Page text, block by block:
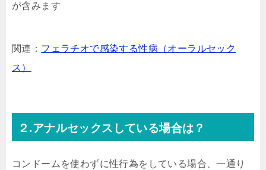
が含みます
関連： フェラチオで感染する性病（オーラルセック
ス）
２.アナルセックスしている場合は？
コンドームを使わずに性行為をしている場合、一通り